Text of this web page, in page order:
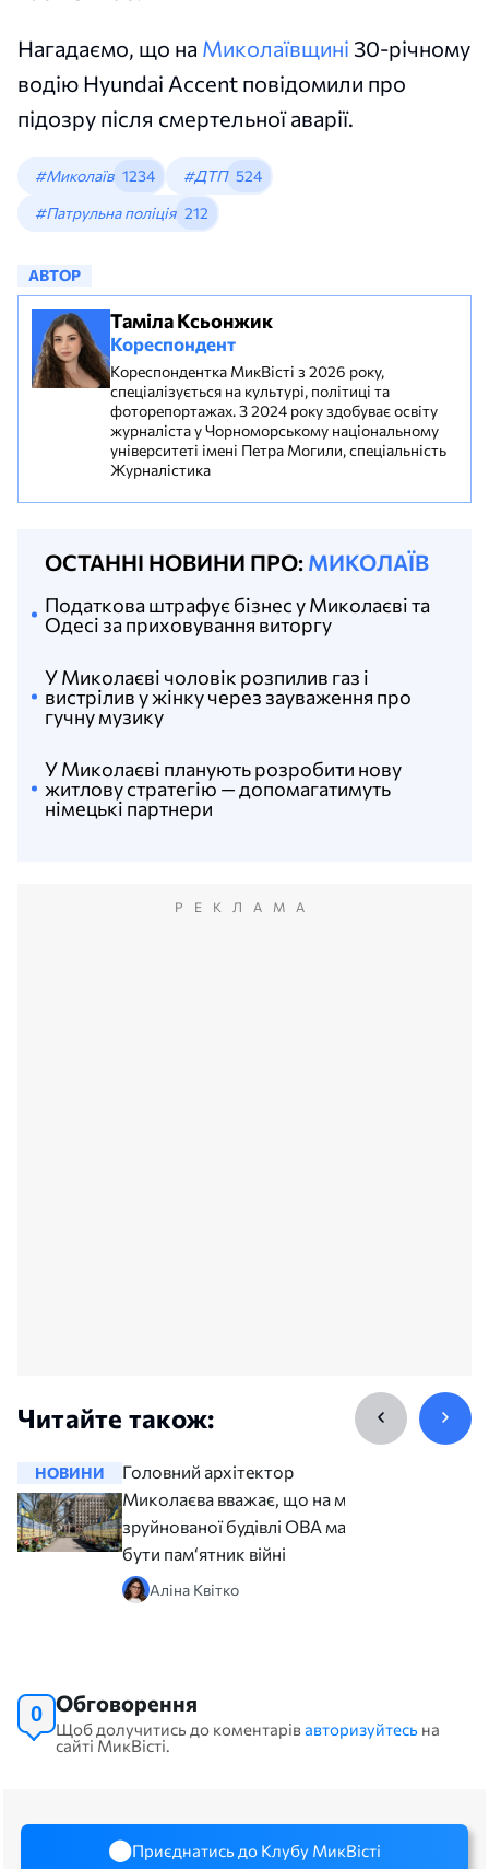
Нагадаємо, що на Миколаївщині 30-річному
водію Hyundai Accent повідомили про
підозру після смертельної аварії.
#Миколаїв 1234 #ДТП 524
#Патрульна поліція 212
АВТОР
Таміла Ксьонжик
Кореспондент
Кореспондентка МикВісті з 2026 року,
спеціалізується на культурі, політиці та
фоторепортажах. З 2024 року здобуває освіту
журналіста у Чорноморському національному
університеті імені Петра Могили, спеціальність
Журналістика
ОСТАННІ НОВИНИ ПРО: МИКОЛАЇВ
У Миколаєві планують розробити нову
житлову стратегію — допомагатимуть
німецькі партнери
У Миколаєві чоловік розпилив газ і
вистрілив у жінку через зауваження про
гучну музику
Податкова штрафує бізнес у Миколаєві та
Одесі за приховування виторгу
РЕКЛАМА
Читайте також:
НОВИНИ
Головний архітектор
Миколаєва вважає, що на місці
зруйнованої будівлі ОВА має
бути пам‘ятник війні
Аліна Квітко
0 Обговорення
Щоб долучитись до коментарівавторизуйтесь на
сайті МикВісті.
Приєднатись до Клубу МикВісті